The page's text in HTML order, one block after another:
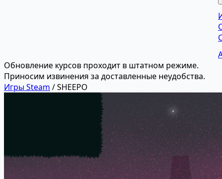
Обновление курсов проходит в штатном режиме.
Приносим извинения за доставленные неудобства.
Игры Steam /SHEEPO